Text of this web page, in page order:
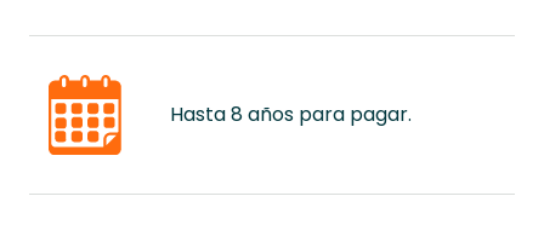
Hasta 8 años para pagar.